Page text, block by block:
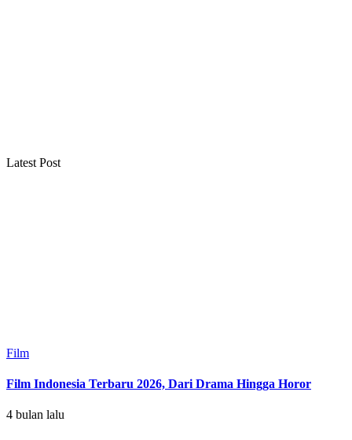
Latest Post
Film
Film Indonesia Terbaru 2026, Dari Drama Hingga Horor
4 bulan lalu